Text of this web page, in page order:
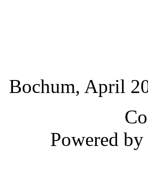
Bochum, April
Powered by